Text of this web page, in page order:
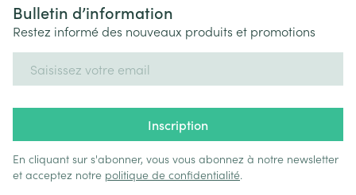
Bulletin d’information
Restez informé des nouveaux produits et promotions
Inscription
En cliquant sur s'abonner, vous vous abonnez à notre newsletter
et acceptez notre politique de confidentialité.